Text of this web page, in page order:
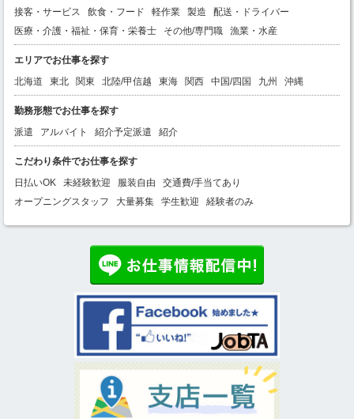
接客・サービス
飲食・フード 軽作業 製造
配送・ドライバー
医療・介護・福祉・保育・栄養士
その他/専門職 漁業・水産
エリアでお仕事を探す
北海道
東北 関東 北陸/甲信越 東海 関西 中国/四国 九州 沖縄
勤務形態でお仕事を探す
派遣
アルバイト 紹介予定派遣 紹介
こだわり条件でお仕事を探す
日払いOK
未経験歓迎 服装自由
交通費/手当てあり
オープニングスタッフ
大量募集 学生歓迎 経験者のみ